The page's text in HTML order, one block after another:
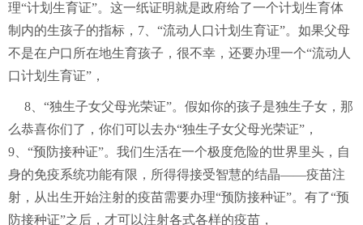
理“计划生育证”。这一纸证明就是政府给了一个计划生育体
制内的生孩子的指标，7、“流动人口计划生育证”。如果父母
不是在户口所在地生育孩子，很不幸，还要办理一个“流动人
口计划生育证”，
8、“独生子女父母光荣证”。假如你的孩子是独生子女，那
么恭喜你们了，你们可以去办“独生子女父母光荣证”，
9、“预防接种证”。我们生活在一个极度危险的世界里头，自
身的免疫系统功能有限，所得得接受智慧的结晶——疫苗注
射，从出生开始注射的疫苗需要办理“预防接种证”。有了“预
防接种证”之后，才可以注射各式各样的疫苗，